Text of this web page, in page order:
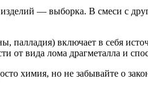
— выборка. В смеси с
включает в себя
от вида лома драгметалла и
химия, но не забывайте о